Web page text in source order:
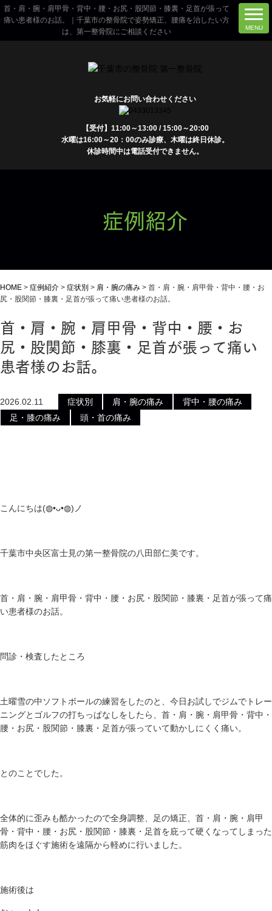
首・肩・腕・肩甲骨・背中・腰・お尻・股関節・膝裏・足首が張って
痛い患者様のお話。｜千葉市の整骨院で姿勢矯正、腰痛を治したい方
は、第一整骨院にご相談ください
お気軽にお問い合わせください
【受付】11:00～13:00 / 15:00～20:00
水曜は16:00～20：00のみ診療、木曜は終日休診。
休診時間中は電話受付できません。
症例紹介
HOME > 症例紹介 > 症状別 > 肩・腕の痛み > 首・肩・腕・肩甲骨・背中・腰・お
尻・股関節・膝裏・足首が張って痛い患者様のお話。
首・肩・腕・肩甲骨・背中・腰・お
尻・股関節・膝裏・足首が張って痛い
患者様のお話。
2026.02.11 症状別 肩・腕の痛み
背中・腰の痛み
足・膝の痛み
頭・首の痛み
こんにちは(⁠◍⁠•⁠ᴗ⁠•⁠◍⁠)ノ
千葉市中央区富士見の第一整骨院の八田部仁美です。
首・肩・腕・肩甲骨・背中・腰・お尻・股関節・膝裏・足首が張って痛
い患者様のお話。
問診・検査したところ
土曜雪の中ソフトボールの練習をしたのと、今日お試しでジムでトレー
ニングとゴルフの打ちっぱなしをしたら、 首・肩・腕・肩甲骨・背中・
腰・お尻・股関節・膝裏・足首が張っていて動かしにくく痛い。
とのことでした。
全体的に歪みも酷かったので全身調整、足の矯正、 首・肩・腕・肩甲
骨・背中・腰・お尻・股関節・膝裏・足首を庇って硬くなってしまった
筋肉をほぐす施術を遠隔から軽めに行いました。
施術後は